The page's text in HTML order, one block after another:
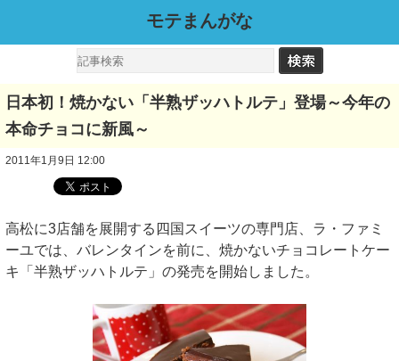
モテまんがな
日本初！焼かない「半熟ザッハトルテ」登場～今年の
本命チョコに新風～
2011年1月9日 12:00
高松に3店舗を展開する四国スイーツの専門店、ラ・ファミ
ーユでは、バレンタインを前に、焼かないチョコレートケー
キ「半熟ザッハトルテ」の発売を開始しました。